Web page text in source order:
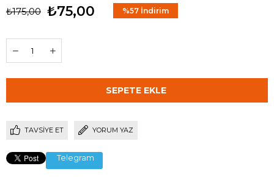
₺175,00 ₺75,00 %57 İndirim
TAVSIYE ET YORUM YAZ
Telegram